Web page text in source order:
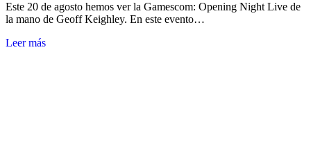
Este 20 de agosto hemos ver la Gamescom: Opening Night Live de
la mano de Geoff Keighley. En este evento…
Leer más